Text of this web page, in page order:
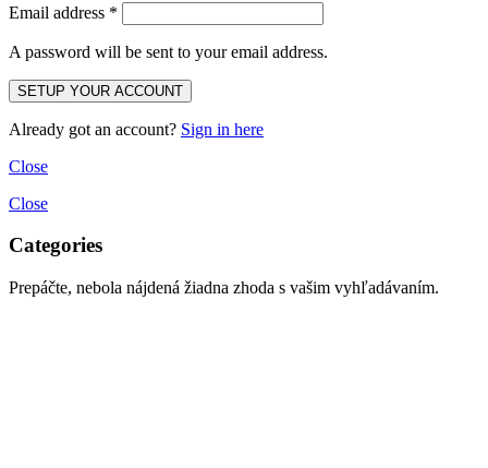
Email address *
A password will be sent to your email address.
Already got an account? Sign in here
Close
Close
Categories
Prepáčte, nebola nájdená žiadna zhoda s vašim vyhľadávaním.